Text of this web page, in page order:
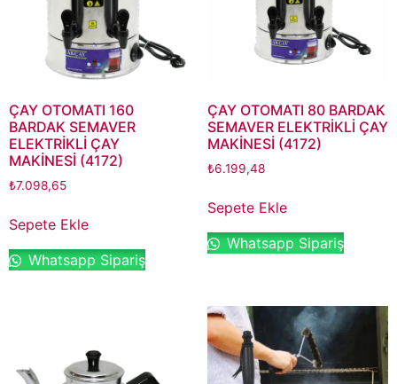
ÇAY OTOMATI 160
BARDAK SEMAVER
ELEKTRİKLİ ÇAY
MAKİNESİ (4172)
₺7.098,65
Sepete Ekle
Whatsapp Sipariş
ÇAY OTOMATI 80 BARDAK
SEMAVER ELEKTRİKLİ ÇAY
MAKİNESİ (4172)
₺6.199,48
Sepete Ekle
Whatsapp Sipariş